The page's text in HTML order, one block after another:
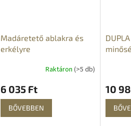
Madáretető ablakra és
erkélyre
Raktáron(>5 db)
6 035 Ft
BŐVEBBEN
10